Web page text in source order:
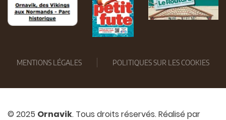
MENTIONS LÉGALES POLITIQUES SUR LES COOKIES
© 2025 Ornavik. Tous droits réservés. Réalisé par